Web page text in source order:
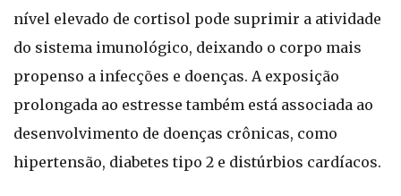
nível elevado de cortisol pode suprimir a atividade
do sistema imunológico, deixando o corpo mais
propenso a infecções e doenças. A exposição
prolongada ao estresse também está associada ao
desenvolvimento de doenças crônicas, como
hipertensão, diabetes tipo 2 e distúrbios cardíacos.